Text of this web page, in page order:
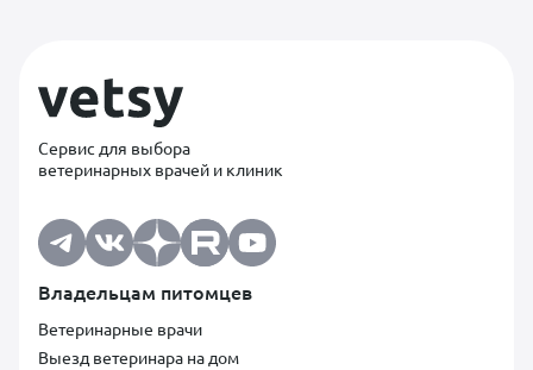
Сервис для выбора
ветеринарных врачей и клиник
Владельцам питомцев
Ветеринарные врачи
Выезд ветеринара на дом